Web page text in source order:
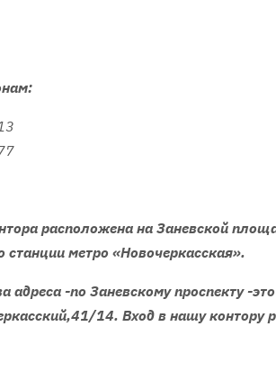
расположена на Заневской
станции метро «Новочеркасская».
адреса -по Заневскому проспекту -
14. Вход в нашу контору